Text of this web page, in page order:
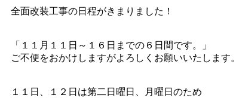
全面改装工事の日程がきまりました！
「１１月１１日～１６日までの６日間です。」
ご不便をおかけしますがよろしくお願いいたします。
１１日、１２日は第二日曜日、月曜日のため